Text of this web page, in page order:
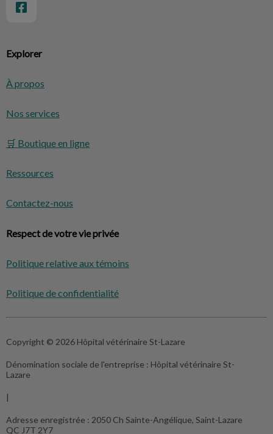
Explorer
À propos
Nos services
🛒 Boutique en ligne
Ressources
Contactez-nous
Respect de votre vie privée
Politique relative aux témoins
Politique de confidentialité
Copyright © 2026 Hôpital vétérinaire St-Lazare
Dénomination sociale de l'entreprise : Hôpital vétérinaire St-
Lazare
|
Adresse enregistrée : 2050 Ch Sainte-Angélique, Saint-Lazare
QC J7T 2Y7